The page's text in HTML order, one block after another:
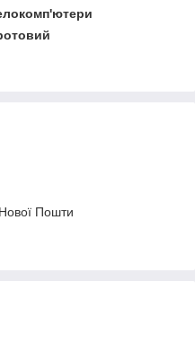
Пошти